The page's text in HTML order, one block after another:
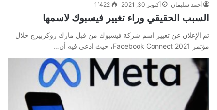
أحمد سليمان أكتوبر 30, 2021 1٬422
السبب الحقيقي وراء تغيير فيسبوك لاسمها
تم الإعلان عن تغيير اسم شركة فيسبوك من قبل مارك زوكربيرج خلال
مؤتمر Facebook Connect 2021، حيث ادعى فيه أن…